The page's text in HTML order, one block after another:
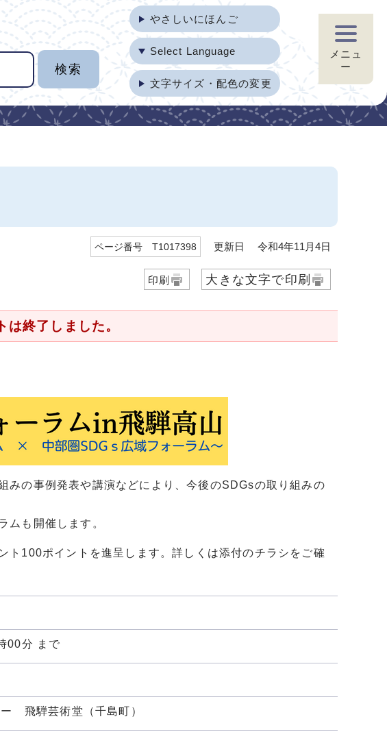
やさしいにほんご
Select Language
文字サイズ・配色の変更
メニュ
ー
ページ番号 T1017398 更新日 令和4年11月4日
印刷 大きな文字で印刷
は終了しました。
みの事例発表や講演などにより、今後のSDGsの取り組みの
ムも開催します。
100ポイントを進呈します。詳しくは添付のチラシをご確
00分 まで
飛騨芸術堂（千島町）